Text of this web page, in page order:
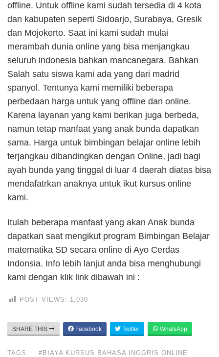
offline. Untuk offline kami sudah tersedia di 4 kota
dan kabupaten seperti Sidoarjo, Surabaya, Gresik
dan Mojokerto. Saat ini kami sudah mulai
merambah dunia online yang bisa menjangkau
seluruh indonesia bahkan mancanegara. Bahkan
Salah satu siswa kami ada yang dari madrid
spanyol. Tentunya kami memiliki beberapa
perbedaan harga untuk yang offline dan online.
Karena layanan yang kami berikan juga berbeda,
namun tetap manfaat yang anak bunda dapatkan
sama. Harga untuk bimbingan belajar online lebih
terjangkau dibandingkan dengan Online, jadi bagi
ayah bunda yang tinggal di luar 4 daerah diatas bisa
mendafatrkan anaknya untuk ikut kursus online
kami.
Itulah beberapa manfaat yang akan Anak bunda
dapatkan saat mengikut program Bimbingan Belajar
matematika SD secara online di Ayo Cerdas
Indonsia. Info lebih lanjut anda bisa menghubungi
kami dengan klik link dibawah ini :
POST VIEWS: 1,030
SHARE THIS Facebook Twitter WhatsApp
TAGS:
#BIAYA KURSUS BAHASA INGGRIS ONLINE